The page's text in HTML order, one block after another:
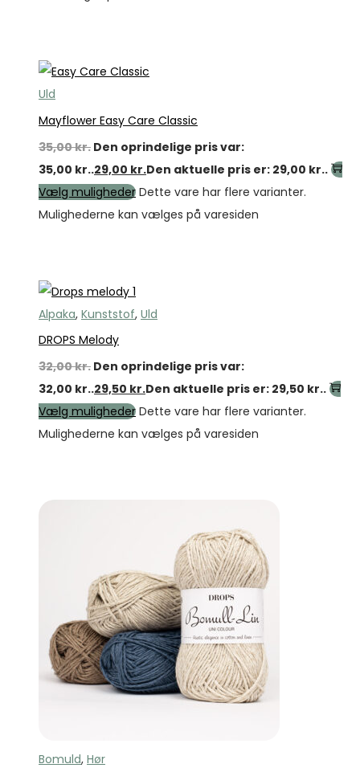
Uld
Mayflower Easy Care Classic
35,00kr. Den oprindelige pris var:
35,00 kr..29,00 kr.Den aktuelle pris er: 29,00 kr..
Vælg muligheder Dette vare har flere varianter.
Mulighederne kan vælges på varesiden
Alpaka, Kunststof, Uld
DROPS Melody
32,00kr. Den oprindelige pris var:
32,00 kr..29,50 kr.Den aktuelle pris er: 29,50 kr..
Vælg muligheder Dette vare har flere varianter.
Mulighederne kan vælges på varesiden
Bomuld, Hør